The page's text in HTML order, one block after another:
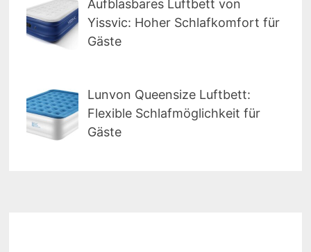
Aufblasbares Luftbett von
Yissvic: Hoher Schlafkomfort für
Gäste
Lunvon Queensize Luftbett:
Flexible Schlafmöglichkeit für
Gäste